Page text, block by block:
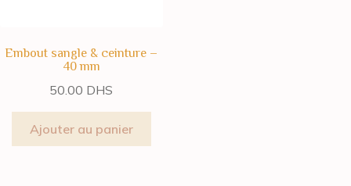
Embout sangle & ceinture –
40 mm
50.00 DHS
Ajouter au panier